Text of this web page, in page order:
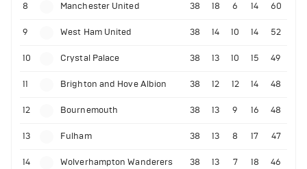
8 Manchester United 38 18 6 14 60
9 West Ham United 38 14 10 14 52
10 Crystal Palace 38 13 10 15 49
11 Brighton and Hove Albion 38 12 12 14 48
12 Bournemouth 38 13 9 16 48
13 Fulham 38 13 8 17 47
14 Wolverhampton Wanderers 38 13 7 18 46